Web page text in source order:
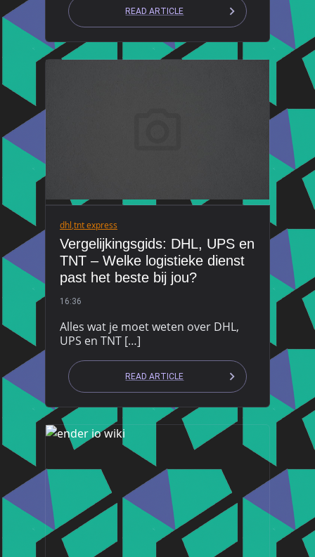
READ ARTICLE
dhl,tnt express
Vergelijkingsgids: DHL, UPS en
TNT – Welke logistieke dienst
past het beste bij jou?
16:36
Alles wat je moet weten over DHL,
UPS en TNT […]
READ ARTICLE